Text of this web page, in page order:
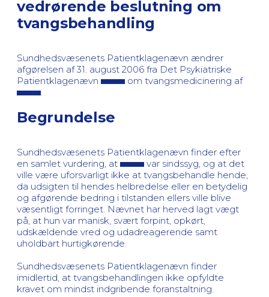
vedrørende beslutning om
tvangsbehandling
Sundhedsvæsenets Patientklagenævn ændrer
afgørelsen af 31. august 2006 fra Det Psykiatriske
Patientklagenævn
om tvangsmedicinering af
Begrundelse
Sundhedsvæsenets Patientklagenævn finder efter
en samlet vurdering, at
var sindssyg, og at det
ville være uforsvarligt ikke at tvangsbehandle hende,
da udsigten til hendes helbredelse eller en betydelig
og afgørende bedring i tilstanden ellers ville blive
væsentligt forringet. Nævnet har herved lagt vægt
på, at hun var manisk, svært forpint, opkørt,
udskældende vred og udadreagerende samt
uholdbart hurtigkørende.
Sundhedsvæsenets Patientklagenævn finder
imidlertid, at tvangsbehandlingen ikke opfyldte
kravet om mindst indgribende foranstaltning.